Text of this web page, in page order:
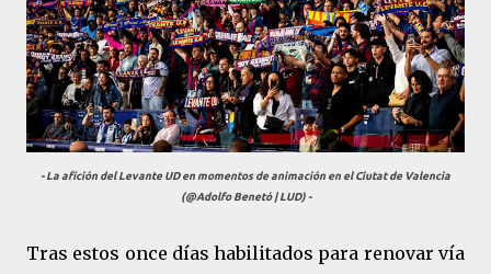
- La afición del Levante UD en momentos de animación en el Ciutat de Valencia
(@Adolfo Benetó | LUD) -
Tras estos once días habilitados para renovar vía